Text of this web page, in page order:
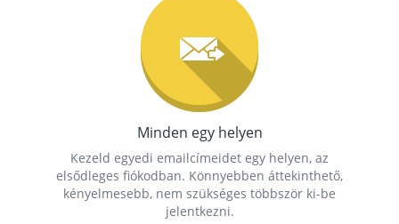
Minden egy helyen
Kezeld egyedi emailcímeidet egy helyen, az
elsődleges fiókodban. Könnyebben áttekinthető,
kényelmesebb, nem szükséges többször ki-be
jelentkezni.